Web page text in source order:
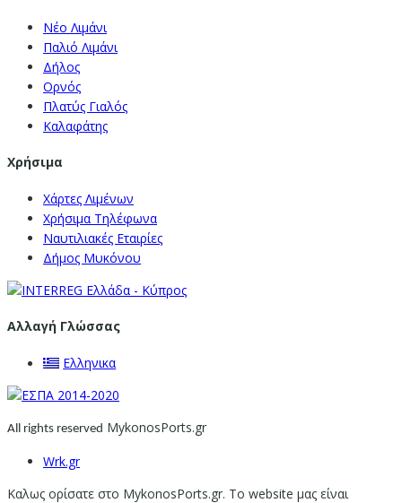
Νέο Λιμάνι
Παλιό Λιμάνι
Δήλος
Ορνός
Πλατύς Γιαλός
Καλαφάτης
Χρήσιμα
Χάρτες Λιμένων
Χρήσιμα Τηλέφωνα
Ναυτιλιακές Εταιρίες
Δήμος Μυκόνου
Αλλαγή Γλώσσας
Ελληνικα
All rights reserved MykonosPorts.gr
Wrk.gr
Καλως ορίσατε στο MykonosPorts.gr. Το website μας είναι